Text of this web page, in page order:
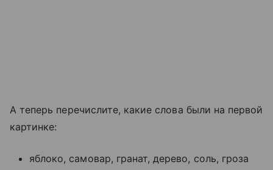
А теперь перечислите, какие слова были на первой
картинке:
яблоко, самовар, гранат, дерево, соль, гроза